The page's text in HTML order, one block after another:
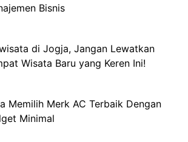
Bisnis
di Jogja, Jangan Lewatkan
Wisata Baru yang Keren Ini!
Memilih Merk AC Terbaik Dengan
Minimal